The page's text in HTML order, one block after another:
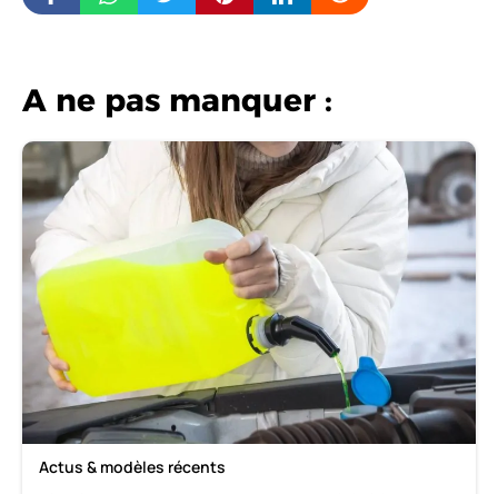
A ne pas manquer :
Actus & modèles récents